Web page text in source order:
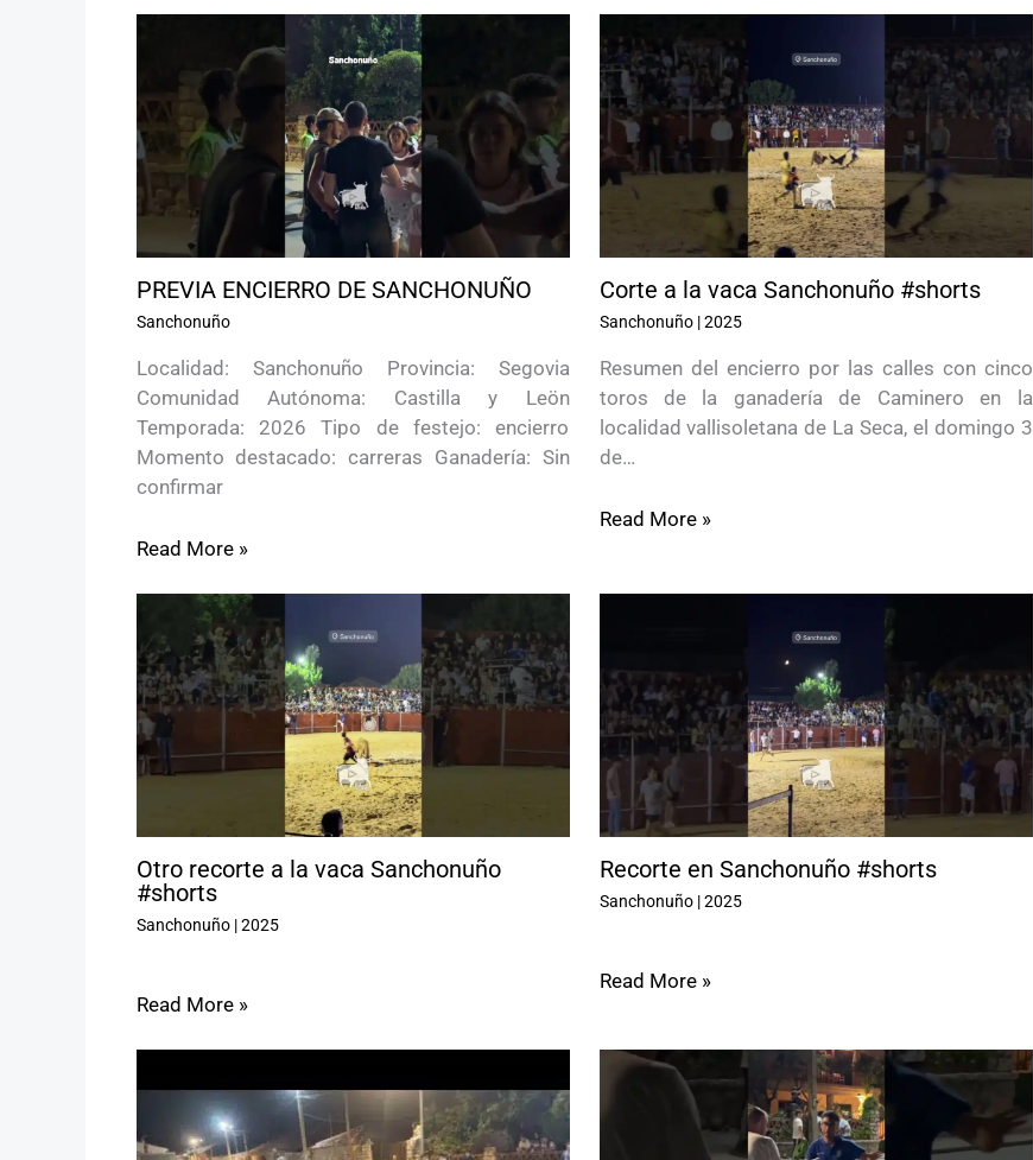
PREVIA ENCIERRO DE SANCHONUÑO
Sanchonuño
Localidad: Sanchonuño Provincia: Segovia
Comunidad Autónoma: Castilla y Leön
Temporada: 2026 Tipo de festejo: encierro
Momento destacado: carreras Ganadería: Sin
confirmar
Read More »
Corte a la vaca Sanchonuño #shorts
Sanchonuño|2025
Resumen del encierro por las calles con cinco
toros de la ganadería de Caminero en la
localidad vallisoletana de La Seca, el domingo 3
de…
Read More »
Otro recorte a la vaca Sanchonuño
#shorts
Sanchonuño|2025
Read More »
Recorte en Sanchonuño #shorts
Sanchonuño|2025
Read More »